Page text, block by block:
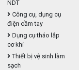
NDT
Công cụ, dụng cụ
điện cầm tay
Dụng cụ tháo lắp
cơ khí
Thiết bị vệ sinh làm
sạch